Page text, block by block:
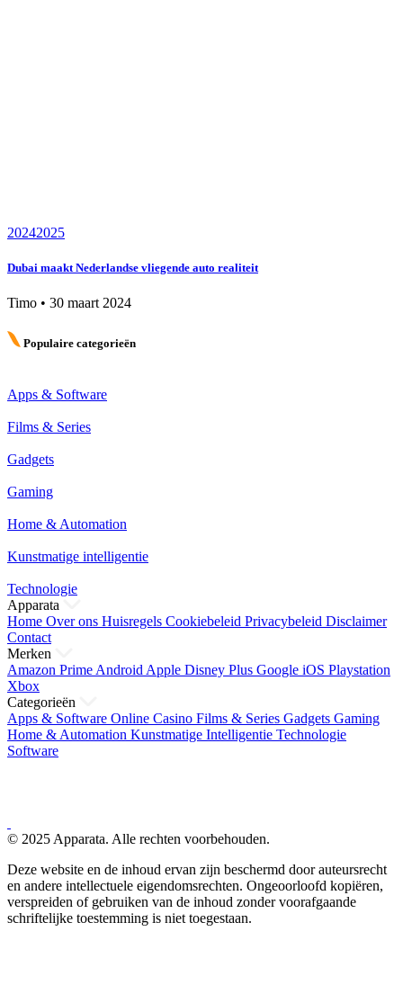
20242025
Dubai maakt Nederlandse vliegende auto realiteit
Timo • 30 maart 2024
Populaire categorieën
Apps & Software
Films & Series
Gadgets
Gaming
Home & Automation
Kunstmatige intelligentie
Technologie
Apparata
Home Over ons Huisregels Cookiebeleid Privacybeleid Disclaimer
Contact
Merken
Amazon Prime Android Apple Disney Plus Google iOS Playstation
Xbox
Categorieën
Apps & Software Online Casino Films & Series Gadgets Gaming
Home & Automation Kunstmatige Intelligentie Technologie
Software
© 2025 Apparata. Alle rechten voorbehouden.
Deze website en de inhoud ervan zijn beschermd door auteursrecht
en andere intellectuele eigendomsrechten. Ongeoorloofd kopiëren,
verspreiden of gebruiken van de inhoud zonder voorafgaande
schriftelijke toestemming is niet toegestaan.